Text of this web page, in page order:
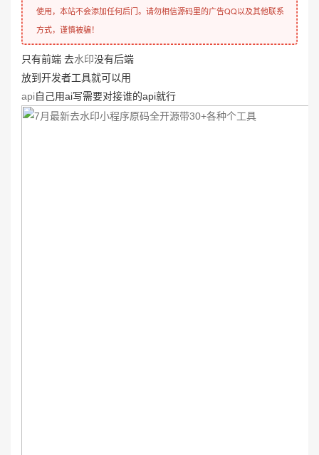
使用，本站不会添加任何后门。请勿相信源码里的广告QQ以及其他联系
方式，谨慎被骗！
只有前端 去水印没有后端
放到开发者工具就可以用
api自己用ai写需要对接谁的api就行